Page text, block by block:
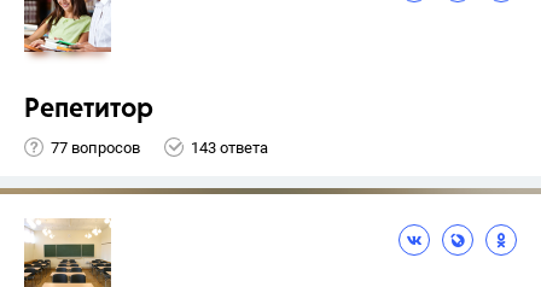
Репетитор
77 вопросов 143 ответа